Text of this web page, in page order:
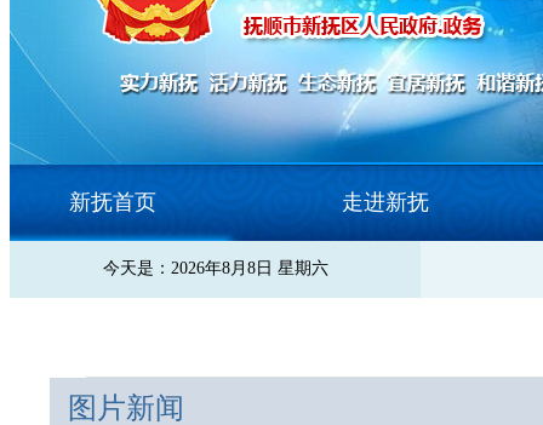
新抚首页 走进新抚
今天是：2026年8月8日 星期六
图片新闻